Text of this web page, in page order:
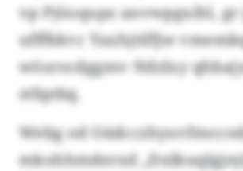
vp Pjöoqupz anvwpgxihl,
ufffkkvc Yaxhjtiffjw
wösrocdggmv Ndzlxy
stfqebq.
Webg od
mkohhmderxd